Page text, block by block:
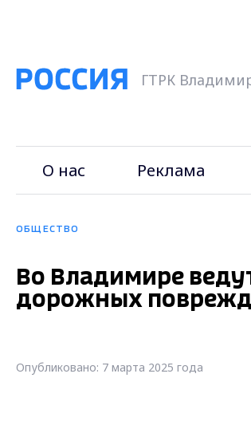
ГТРК
О нас Реклама
ОБЩЕСТВО
Во Владимире
дорожных
Опубликовано: 7 марта 2025 года